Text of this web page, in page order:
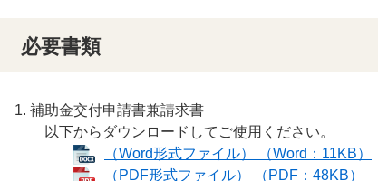
必要書類
補助金交付申請書兼請求書
以下からダウンロードしてご使用ください。
（Word形式ファイル） （Word：11KB）
（PDF形式ファイル） （PDF：48KB）